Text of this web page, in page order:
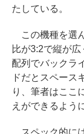
たしている。
この機種を選
比が3:2で縦が
配列でバックラ
ドだとスペース
り、筆者はここ
えができるよう
スペック的に